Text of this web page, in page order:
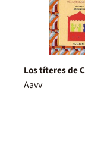
Los títeres de
Aavv